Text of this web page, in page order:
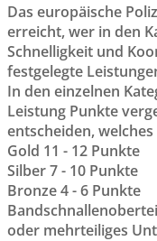
Das europäische
erreicht, wer in den
Schnelligkeit und
festgelegte
In den einzelnen
Leistung Punkte
entscheiden,
Gold 11 - 12 Punkte
Silber 7 - 10 Punkte
Bronze 4 - 6 Punkte
oder mehrteiliges